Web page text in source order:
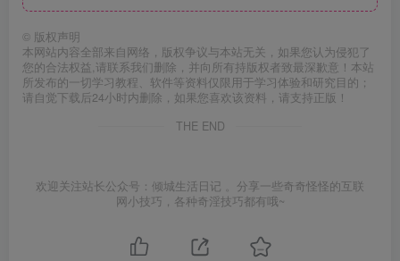
© 版权声明
本网站内容全部来自网络，版权争议与本站无关，如果您认为侵犯了
您的合法权益,请联系我们删除，并向所有持版权者致最深歉意！本站
所发布的一切学习教程、软件等资料仅限用于学习体验和研究目的；
请自觉下载后24小时内删除，如果您喜欢该资料，请支持正版！
THE END
欢迎关注站长公众号：倾城生活日记 。分享一些奇奇怪怪的互联
网小技巧，各种奇淫技巧都有哦~